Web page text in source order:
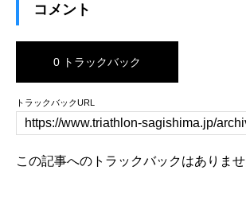
コメント
0 トラックバック
トラックバックURL
この記事へのトラックバックはありませ